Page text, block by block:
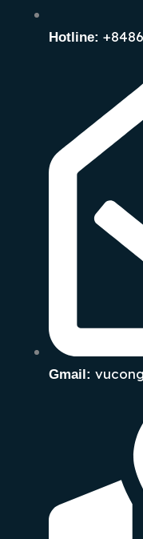
Hotline:
Gmail: